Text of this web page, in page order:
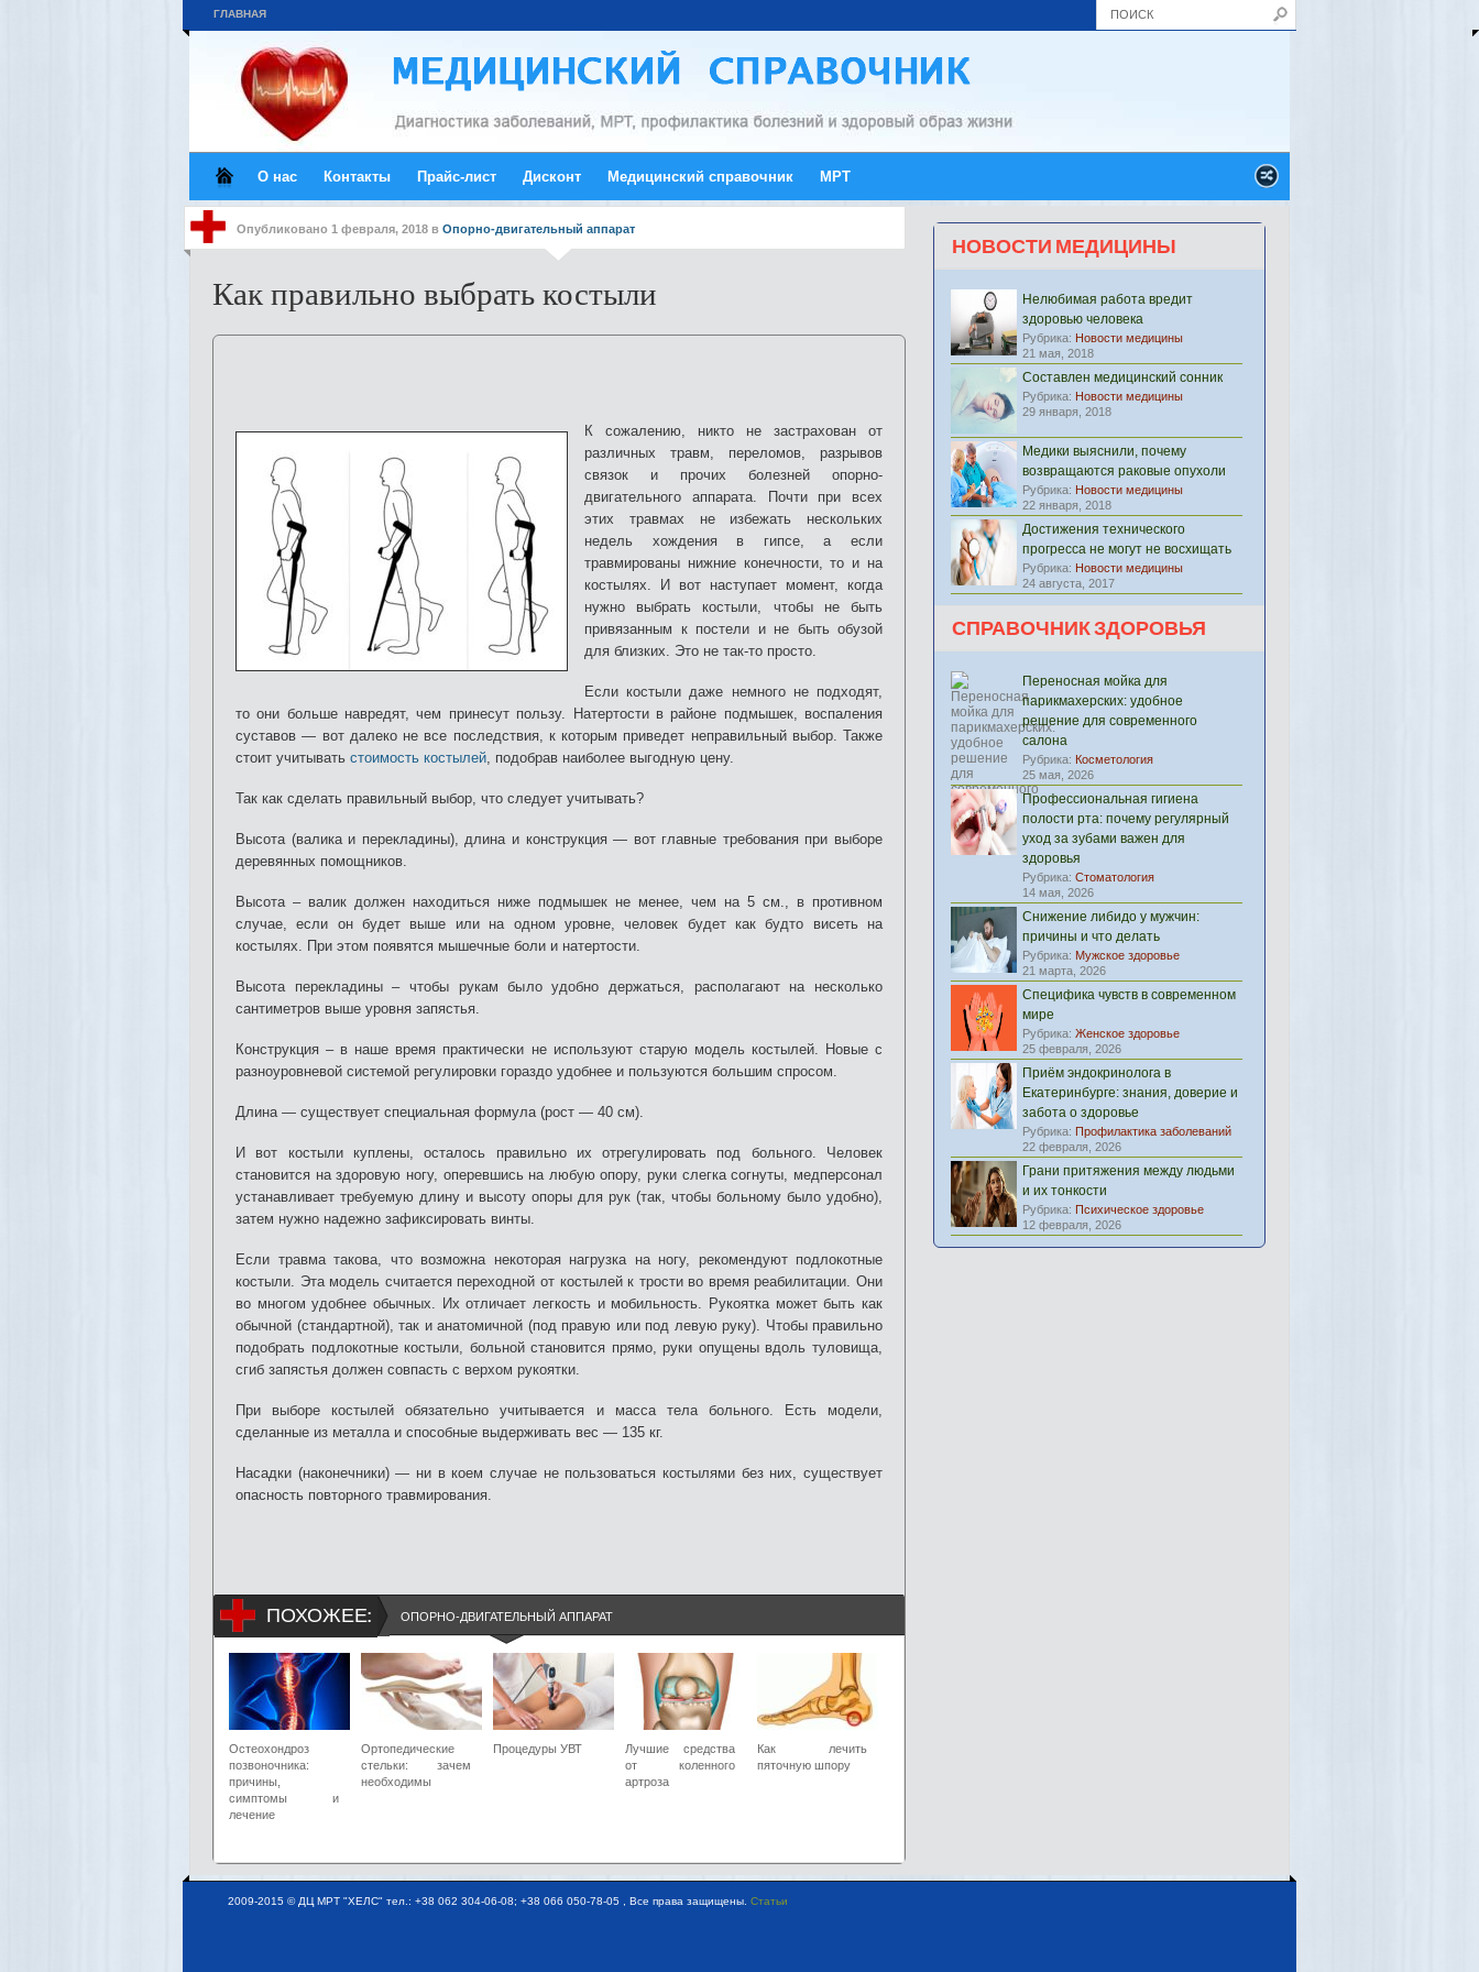
ГЛАВНАЯ
О нас Контакты Прайс-лист Дисконт Медицинский справочник МРТ
Опубликовано 1 февраля, 2018 в Опорно-двигательный аппарат
Как правильно выбрать костыли
К сожалению, никто не застрахован от
различных травм, переломов, разрывов
связок и прочих болезней опорно-
двигательного аппарата.
Почти при всех
этих травмах не избежать нескольких
недель хождения в гипсе, а если
травмированы нижние конечности, то и на
костылях. И вот наступает момент, когда
нужно выбрать костыли, чтобы не быть
привязанным к постели и не быть обузой
для близких. Это не так-то просто.
Если костыли даже немного не подходят,
то они больше навредят, чем принесут пользу. Натертости в районе подмышек, воспаления
суставов — вот далеко не все последствия, к которым приведет неправильный выбор. Также
стоит учитывать стоимость костылей, подобрав наиболее выгодную цену.
Так как сделать правильный выбор, что следует учитывать?
Высота (валика и перекладины), длина и конструкция — вот главные требования при выборе
деревянных помощников.
Высота – валик должен находиться ниже подмышек не менее, чем на 5 см., в противном
случае, если он будет выше или на одном уровне, человек будет как будто висеть на
костылях. При этом появятся мышечные боли и натертости.
Высота перекладины – чтобы рукам было удобно держаться, располагают на несколько
сантиметров выше уровня запястья.
Конструкция – в наше время практически не используют старую модель костылей. Новые с
разноуровневой системой регулировки гораздо удобнее и пользуются большим спросом.
Длина — существует специальная формула (рост — 40 см).
И вот костыли куплены, осталось правильно их отрегулировать под больного. Человек
становится на здоровую ногу, оперевшись на любую опору, руки слегка согнуты, медперсонал
устанавливает требуемую длину и высоту опоры для рук (так, чтобы больному было удобно),
затем нужно надежно зафиксировать винты.
Если травма такова, что возможна некоторая нагрузка на ногу, рекомендуют подлокотные
костыли. Эта модель считается переходной от костылей к трости во время реабилитации. Они
во многом удобнее обычных. Их отличает легкость и мобильность. Рукоятка может быть как
обычной (стандартной), так и анатомичной (под правую или под левую руку). Чтобы правильно
подобрать подлокотные костыли, больной становится прямо, руки опущены вдоль туловища,
сгиб запястья должен совпасть с верхом рукоятки.
При выборе костылей обязательно учитывается и масса тела больного. Есть модели,
сделанные из металла и способные выдерживать вес — 135 кг.
Насадки (наконечники) — ни в коем случае не пользоваться костылями без них, существует
опасность повторного травмирования.
ПОХОЖЕЕ: ОПОРНО-ДВИГАТЕЛЬНЫЙ АППАРАТ
Остеохондроз
позвоночника:
причины,
симптомы и
лечение
Ортопедические
стельки: зачем
необходимы
Процедуры УВТ
Лучшие средства
от коленного
артроза
Как лечить
пяточную шпору
НОВОСТИ МЕДИЦИНЫ
Нелюбимая работа вредит
здоровью человека
Рубрика: Новости медицины
21 мая, 2018
Составлен медицинский сонник
Рубрика: Новости медицины
29 января, 2018
Медики выяснили, почему
возвращаются раковые опухоли
Рубрика: Новости медицины
22 января, 2018
Достижения технического
прогресса не могут не восхищать
Рубрика: Новости медицины
24 августа, 2017
СПРАВОЧНИК ЗДОРОВЬЯ
Переносная мойка для
парикмахерских: удобное
решение для современного
салона
Рубрика: Косметология
25 мая, 2026
Профессиональная гигиена
полости рта: почему регулярный
уход за зубами важен для
здоровья
Рубрика: Стоматология
14 мая, 2026
Снижение либидо у мужчин:
причины и что делать
Рубрика: Мужское здоровье
21 марта, 2026
Специфика чувств в современном
мире
Рубрика: Женское здоровье
25 февраля, 2026
Приём эндокринолога в
Екатеринбурге: знания, доверие и
забота о здоровье
Рубрика: Профилактика заболеваний
22 февраля, 2026
Грани притяжения между людьми
и их тонкости
Рубрика: Психическое здоровье
12 февраля, 2026
2009-2015 © ДЦ МРТ "ХЕЛС" тел.: +38 062 304-06-08; +38 066 050-78-05 , Все права защищены. Статьи